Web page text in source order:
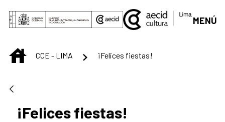
Saltar al contenido principal
MENÚ
INICIOCCE - LIMA ¡Felices fiestas!
¡Felices fiestas!